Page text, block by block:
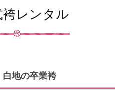
袴レンタル
白地の卒業袴